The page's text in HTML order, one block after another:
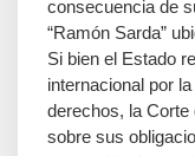
consecuencia de
“Ramón Sarda”
Si bien el Estado
internacional por
derechos, la
sobre sus